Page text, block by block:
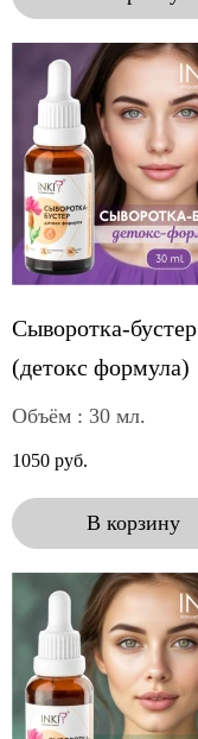
Сыворотка-бустер
(детокс формула)
Объём : 30 мл.
1050 руб.
В корзину